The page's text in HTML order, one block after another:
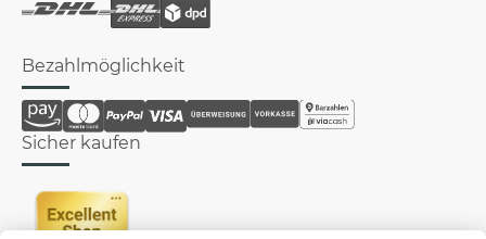
Bezahlmöglichkeit
Sicher kaufen